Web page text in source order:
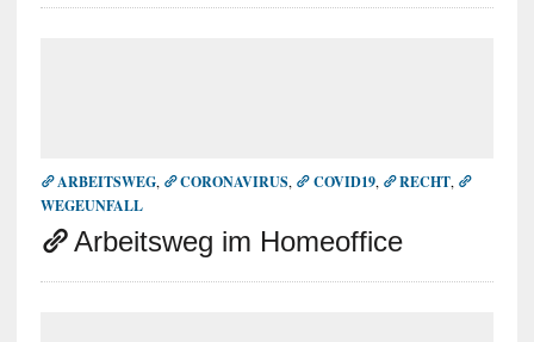
ARBEITSWEG, CORONAVIRUS, COVID19, RECHT,
WEGEUNFALL
Arbeitsweg im Homeoffice